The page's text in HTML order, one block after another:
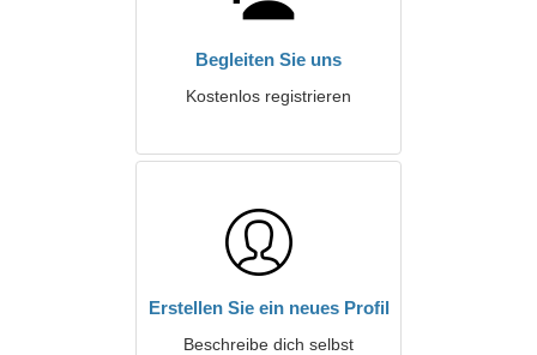
Begleiten Sie uns
Kostenlos registrieren
Erstellen Sie ein neues Profil
Beschreibe dich selbst